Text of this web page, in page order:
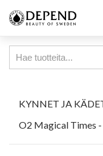
KYNNET JA
O2 Magical Times -